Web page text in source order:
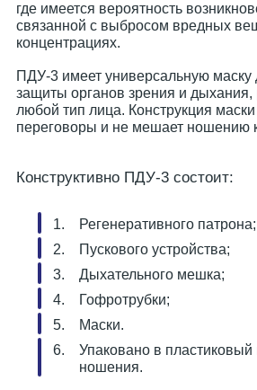
где имеется вероятность
связанной с выбросом вредных
концентрациях.
ПДУ-3 имеет универсальную маску
защиты органов зрения и дыхания,
любой тип лица. Конструкция
переговоры и не мешает ношению
Конструктивно ПДУ-3 состоит:
Регенеративного патрона;
Пускового устройства;
Дыхательного мешка;
Гофротрубки;
Маски.
Упаковано в пластиковый
ношения.